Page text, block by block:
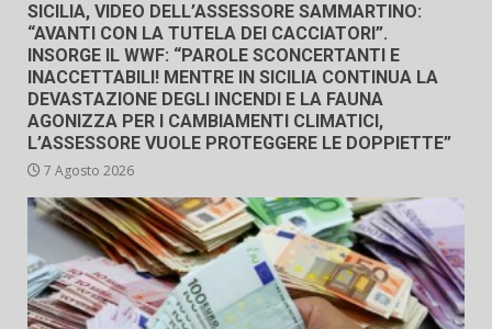
SICILIA, VIDEO DELL’ASSESSORE SAMMARTINO:
“AVANTI CON LA TUTELA DEI CACCIATORI”.
INSORGE IL WWF: “PAROLE SCONCERTANTI E
INACCETTABILI! MENTRE IN SICILIA CONTINUA LA
DEVASTAZIONE DEGLI INCENDI E LA FAUNA
AGONIZZA PER I CAMBIAMENTI CLIMATICI,
L’ASSESSORE VUOLE PROTEGGERE LE DOPPIETTE”
7 Agosto 2026